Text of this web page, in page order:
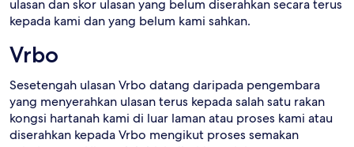
ulasan dan skor ulasan yang belum diserahkan secara terus
kepada kami dan yang belum kami sahkan.
Vrbo
Sesetengah ulasan Vrbo datang daripada pengembara
yang menyerahkan ulasan terus kepada salah satu rakan
kongsi hartanah kami di luar laman atau proses kami atau
diserahkan kepada Vrbo mengikut proses semakan